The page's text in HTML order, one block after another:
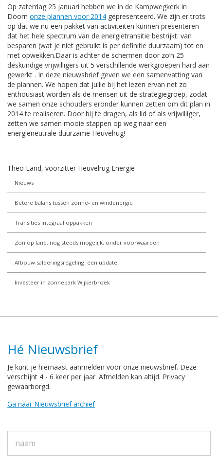
Nieuws
Betere balans tussen zonne- en windenergie
Transities integraal oppakken
Zon op land: nog steeds mogelijk, onder voorwaarden
Afbouw salderingsregeling: een update
Investeer in zonnepark Wijkerbroek
Op zaterdag 25 januari hebben we in de Kampwegkerk in
Doorn onze plannen voor 2014 gepresenteerd. We zijn er trots
op dat we nu een pakket van activiteiten kunnen presenteren
dat het hele spectrum van de energietransitie bestrijkt: van
besparen (wat je niet gebruikt is per definitie duurzaam) tot en
met opwekken.Daar is achter de schermen door zo’n 25
deskundige vrijwilligers uit 5 verschillende werkgroepen hard aan
gewerkt . In deze nieuwsbrief geven we een samenvatting van
de plannen. We hopen dat jullie bij het lezen ervan net zo
enthousiast worden als de mensen uit de strategiegroep, zodat
we samen onze schouders eronder kunnen zetten om dit plan in
2014 te realiseren. Door bij te dragen, als lid of als vrijwilliger,
zetten we samen mooie stappen op weg naar een
energieneutrale duurzame Heuvelrug!
Theo Land, voorzitter Heuvelrug Energie
Hé Nieuwsbrief
Je kunt je hiernaast aanmelden voor onze nieuwsbrief. Deze
verschijnt 4 - 6 keer per jaar. Afmelden kan altijd. Privacy
gewaarborgd.
Ga naar Nieuwsbrief archief